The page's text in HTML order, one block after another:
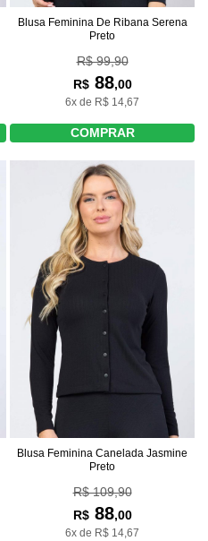
Blusa Feminina De Ribana Serena
Preto
R$ 99,90
R$88,00
6x de R$ 14,67
COMPRAR
Blusa Feminina Canelada Jasmine
Preto
R$ 109,90
R$88,00
6x de R$ 14,67